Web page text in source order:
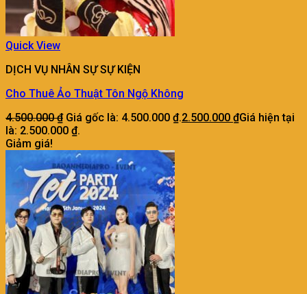
Quick View
DỊCH VỤ NHÂN SỰ SỰ KIỆN
Cho Thuê Ảo Thuật Tôn Ngộ Không
4.500.000₫ Giá gốc là: 4.500.000 ₫.2.500.000 ₫Giá hiện tại
là: 2.500.000 ₫.
Giảm giá!